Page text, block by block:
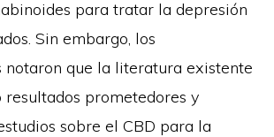
para tratar la depresión
Sin embargo, los
notaron que la literatura existente
prometedores y
sobre el CBD para la